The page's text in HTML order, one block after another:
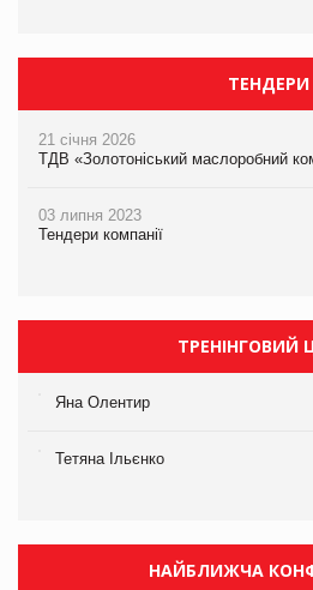
ТЕНДЕРИ
21 січня 2026
ТДВ «Золотоніський маслоробний
03 липня 2023
Тендери компанії
ТРЕНІНГОВИЙ
Яна Олентир
Тетяна Ільєнко
НАЙБЛИЖЧА